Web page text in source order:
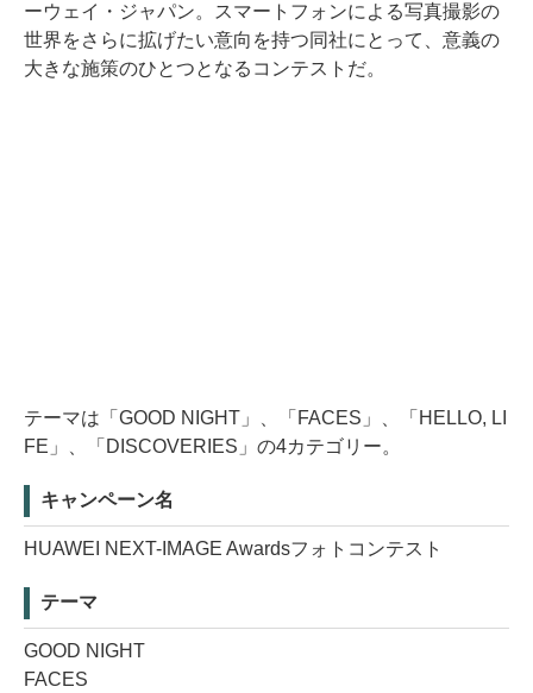
ーウェイ・ジャパン。スマートフォンによる写真撮影の
世界をさらに拡げたい意向を持つ同社にとって、意義の
大きな施策のひとつとなるコンテストだ。
テーマは「GOOD NIGHT」、「FACES」、「HELLO, LI
FE」、「DISCOVERIES」の4カテゴリー。
キャンペーン名
HUAWEI NEXT-IMAGE Awardsフォトコンテスト
テーマ
GOOD NIGHT
FACES